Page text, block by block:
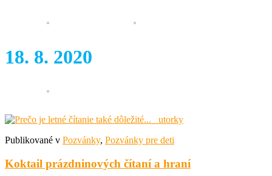
18. 8. 2020
Publikované v Pozvánky, Pozvánky pre deti
Koktail prázdninových čítaní a hraní